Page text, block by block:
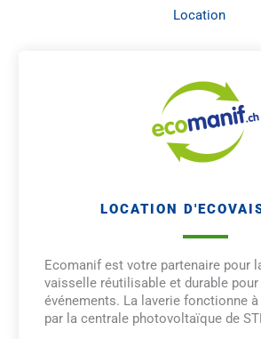
Location
LOCATION
Ecomanif est votre partenaire pour
vaisselle réutilisable et durable
événements. La laverie fonctionne à
par la centrale photovoltaïque de